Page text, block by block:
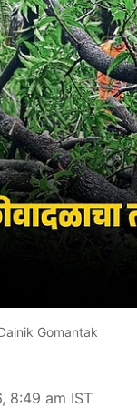
Gomantak
8:49 am IST